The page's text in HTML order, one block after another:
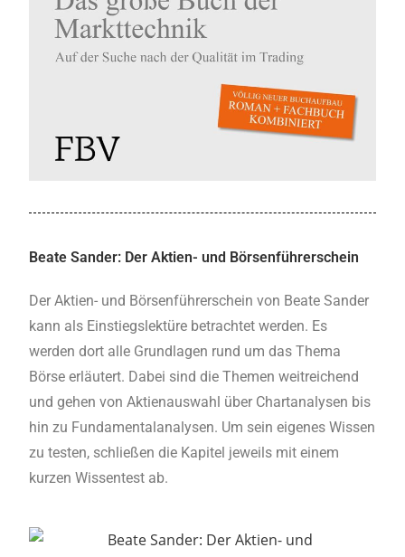
Beate Sander: Der Aktien- und Börsenführerschein
Der Aktien- und Börsenführerschein von Beate Sander
kann als Einstiegslektüre betrachtet werden. Es
werden dort alle Grundlagen rund um das Thema
Börse erläutert. Dabei sind die Themen weitreichend
und gehen von Aktienauswahl über Chartanalysen bis
hin zu Fundamentalanalysen. Um sein eigenes Wissen
zu testen, schließen die Kapitel jeweils mit einem
kurzen Wissentest ab.